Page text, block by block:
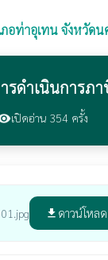
ภอท่าอุเทน จังหวัด
ารดำเนินกา
เปิดอ่าน 354 ครั้ง
file_download ดาวน์โหลด